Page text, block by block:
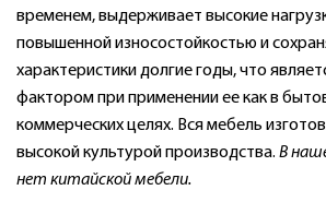
временем, выдерживает высокие
повышенной износостойкостью и
характеристики долгие годы, что
фактором при применении ее как в
коммерческих целях. Вся мебель
высокой культурой производства. В
нет китайской мебели.